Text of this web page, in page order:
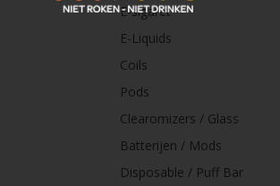
E-sigaret
E-Liquids
Coils
Pods
Clearomizers / Glass
Batterijen / Mods
Disposable / Puff Bar